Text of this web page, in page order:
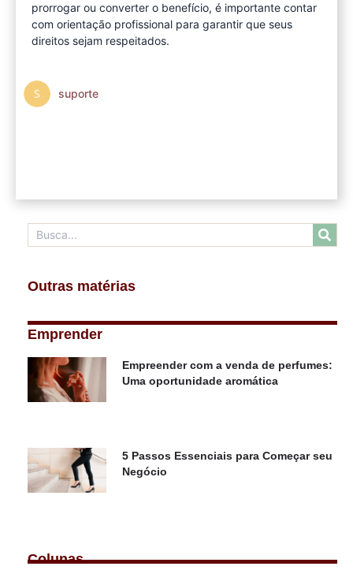
prorrogar ou converter o benefício, é importante contar
com orientação profissional para garantir que seus
direitos sejam respeitados.
suporte
Outras matérias
Emprender
Empreender com a venda de perfumes:
Uma oportunidade aromática
5 Passos Essenciais para Começar seu
Negócio
Colunas